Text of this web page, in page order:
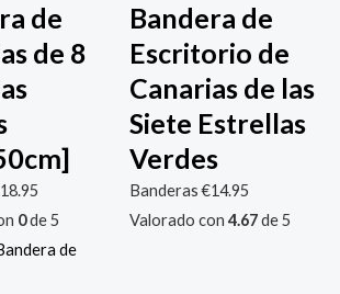
de
de 8
18.95
0de 5
Bandera de
Escritorio de
Canarias de las
Siete Estrellas
Verdes
Banderas€14.95
Valorado con 4.67de 5